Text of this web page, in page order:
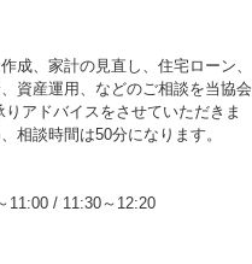
成、家計の見直し、住宅ローン、
資産運用、などのご相談を当協会
アドバイスをさせていただきま
相談時間は50分になります。
11:00 / 11:30～12:20